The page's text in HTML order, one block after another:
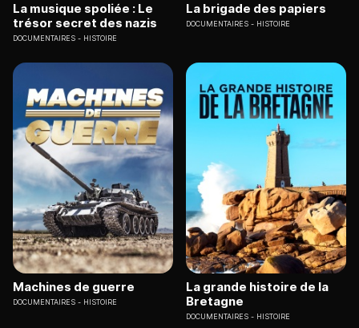
La musique spoliée : Le
trésor secret des nazis
DOCUMENTAIRES HISTOIRE
La brigade des papiers
DOCUMENTAIRES HISTOIRE
Machines de guerre
DOCUMENTAIRES HISTOIRE
La grande histoire de la
Bretagne
DOCUMENTAIRES HISTOIRE